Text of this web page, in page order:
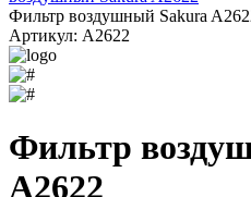
Фильтр воздушный Sakura
Артикул: A2622
Фильтр
A2622